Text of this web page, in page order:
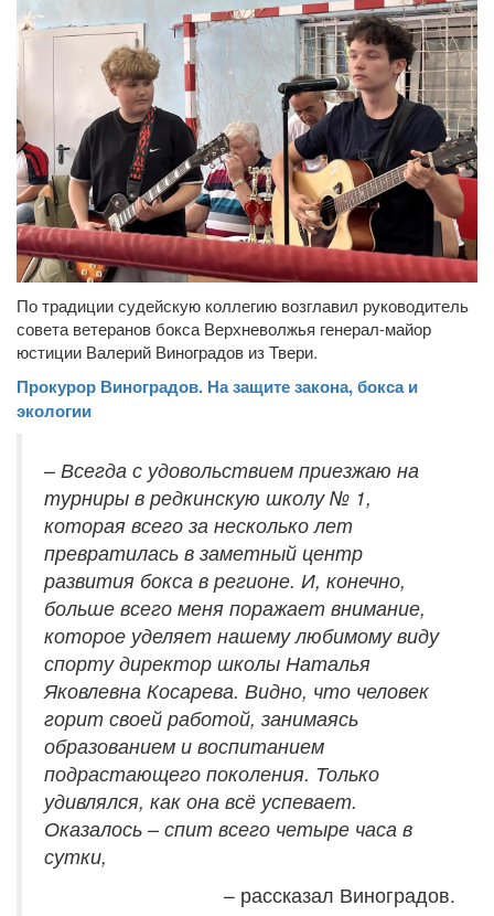
По традиции судейскую коллегию возглавил руководитель
совета ветеранов бокса Верхневолжья генерал-майор
юстиции Валерий Виноградов из Твери.
Прокурор Виноградов. На защите закона, бокса и
экологии
– Всегда с удовольствием приезжаю на
турниры в редкинскую школу № 1,
которая всего за несколько лет
превратилась в заметный центр
развития бокса в регионе. И, конечно,
больше всего меня поражает внимание,
которое уделяет нашему любимому виду
спорту директор школы Наталья
Яковлевна Косарева. Видно, что человек
горит своей работой, занимаясь
образованием и воспитанием
подрастающего поколения. Только
удивлялся, как она всё успевает.
Оказалось – спит всего четыре часа в
сутки,
– рассказал Виноградов.